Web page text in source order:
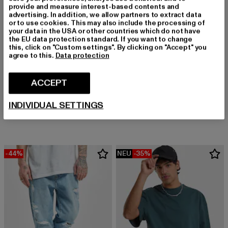
LONSDALE LONDON
LION TWO TONE
Derzeitiger Preis: EUR 19,99
-44% NEU -35%
provide and measure interest-based contents and
advertising. In addition, we allow partners to extract data
or to use cookies. This may also include the processing of
your data in the USA or other countries which do not have
the EU data protection standard. If you want to change
this, click on "Custom settings". By clicking on "Accept" you
agree to this. Data protection
ACCEPT
INDIVIDUAL SETTINGS